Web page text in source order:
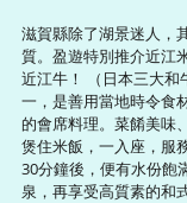
滋賀縣除了湖景迷人，
質。盈遊特別推介近江
近江牛！ （日本三大和
一，是善用當地時令食
的會席料理。菜餚美味
煲住米飯，一入座，服
30分鐘後，便有水份飽
泉，再享受高質素的和